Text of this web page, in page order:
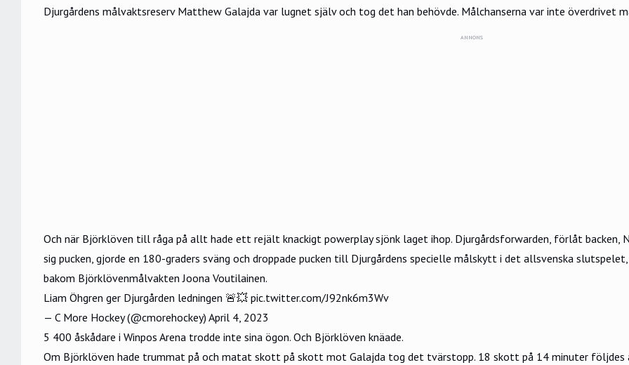
Djurgårdens målvaktsreserv Matthew Galajda var lugnet själv och tog det han behövde. Målchanserna var inte överdrivet
ANNONS
Och när Björklöven till råga på allt hade ett rejält knackigt powerplay sjönk laget ihop. Djurgårdsforwarden, förlåt backen,
sig pucken, gjorde en 180-graders sväng och droppade pucken till Djurgårdens specielle målskytt i det allsvenska
bakom Björklövenmålvakten Joona Voutilainen.
Liam Öhgren ger Djurgården ledningen 🚨💥 pic.twitter.com/J92nk6m3Wv
— C More Hockey (@cmorehockey) April 4, 2023
5 400 åskådare i Winpos Arena trodde inte sina ögon. Och Björklöven knäade.
Om Björklöven hade trummat på och matat skott på skott mot Galajda tog det tvärstopp. 18 skott på 14 minuter följdes